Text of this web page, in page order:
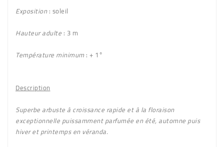
Exposition: soleil
Hauteur adulte : 3 m
Température minimum : + 1°
Description
Superbe arbuste à croissance rapide et à la floraison
exceptionnelle puissamment parfumée en été, automne puis
hiver et printemps en véranda.